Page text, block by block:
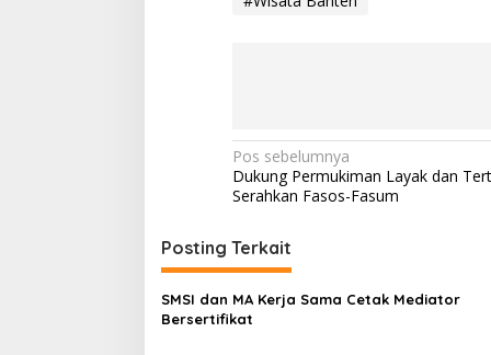
N
a
i
g
a
Pos sebelumnya
Dukung Permukiman Layak dan
Serahkan Fasos-Fasum
Posting Terkait
SMSI dan MA Kerja Sama Cetak Mediator
Bersertifikat